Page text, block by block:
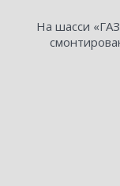
На шасси